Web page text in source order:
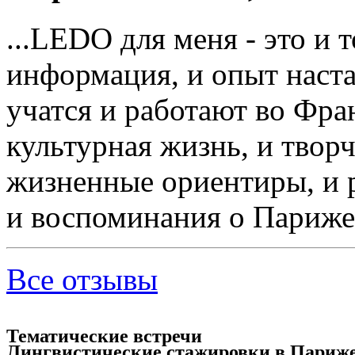
...LEDO для меня - это и
информация, и опыт
учатся и работают во
культурная жизнь, и
жизненные ориентиры, и
и воспоминания о
Все отзывы
Тематические встречи